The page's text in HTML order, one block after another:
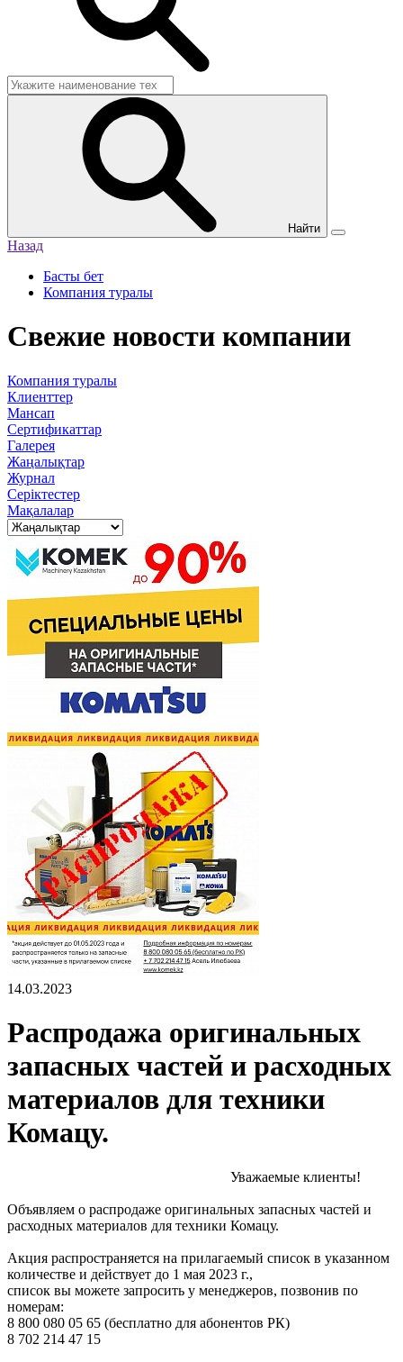
Найти
Назад
Басты бет
Компания туралы
Свежие новости компании
Компания туралы
Клиенттер
Мансап
Сертификаттар
Галерея
Жаңалықтар
Журнал
Серіктестер
Мақалалар
14.03.2023
Распродажа оригинальных
запасных частей и расходных
материалов для техники
Комацу.
Уважаемые клиенты!
Объявляем о распродаже оригинальных запасных частей и
расходных материалов для техники Комацу.
Акция распространяется на прилагаемый список в указанном
количестве и действует до 1 мая 2023 г.,
список вы можете запросить у менеджеров, позвонив по
номерам:
8 800 080 05 65 (бесплатно для абонентов РК)
8 702 214 47 15